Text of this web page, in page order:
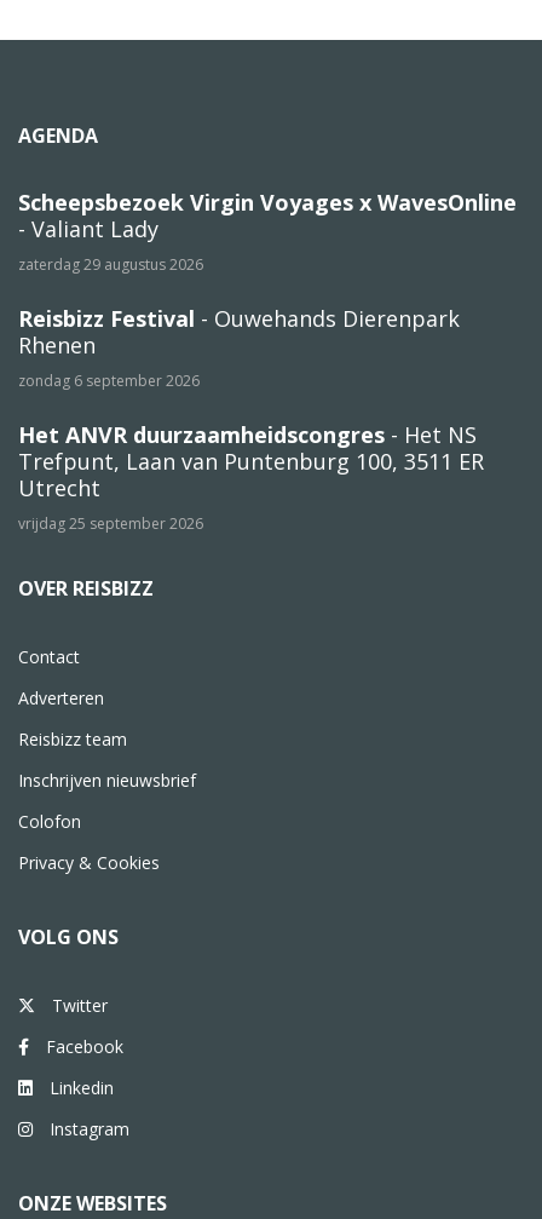
AGENDA
Scheepsbezoek Virgin Voyages x WavesOnline
- Valiant Lady
zaterdag 29 augustus 2026
Reisbizz Festival - Ouwehands Dierenpark
Rhenen
zondag 6 september 2026
Het ANVR duurzaamheidscongres - Het NS
Trefpunt, Laan van Puntenburg 100, 3511 ER
Utrecht
vrijdag 25 september 2026
OVER REISBIZZ
Contact
Adverteren
Reisbizz team
Inschrijven nieuwsbrief
Colofon
Privacy & Cookies
VOLG ONS
Twitter
Facebook
Linkedin
Instagram
ONZE WEBSITES